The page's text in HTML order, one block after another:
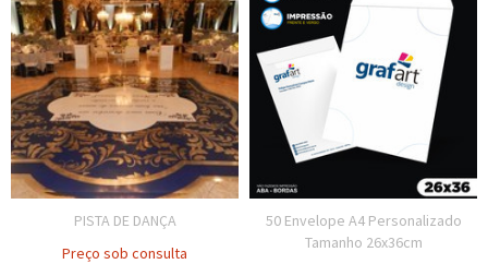
PISTA DE DANÇA
Preço sob consulta
50 Envelope A4 Personalizado
Tamanho 26x36cm